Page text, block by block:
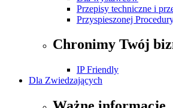
Przepisy techniczne i
Przyspieszonej
Chronimy Twój
IP Friendly
Dla Zwiedzających